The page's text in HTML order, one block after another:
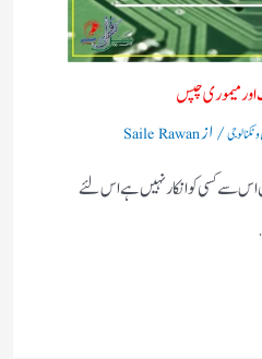
میموری چپس
/ ازSaile Rawan
سے کسی کو انکار نہیں ہے اس لئے